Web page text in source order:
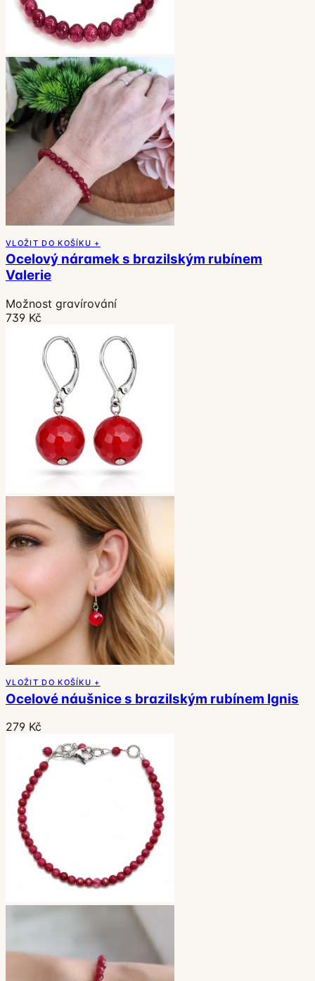
VLOŽIT DO KOŠÍKU +
Ocelový náramek s brazilským rubínem
Valerie
Možnost gravírování
739 Kč
VLOŽIT DO KOŠÍKU +
Ocelové náušnice s brazilským rubínem Ignis
279 Kč